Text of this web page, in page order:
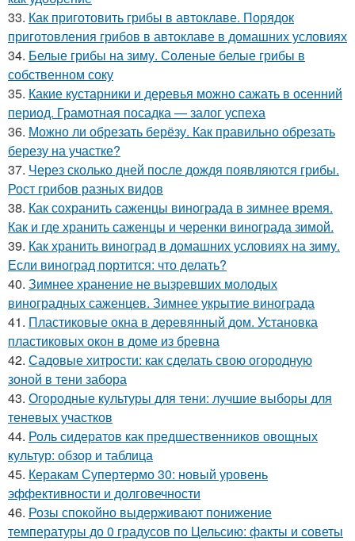
33. Как приготовить грибы в автоклаве. Порядок
приготовления грибов в автоклаве в домашних условиях
34. Белые грибы на зиму. Соленые белые грибы в
собственном соку
35. Какие кустарники и деревья можно сажать в осенний
период. Грамотная посадка — залог успеха
36. Можно ли обрезать берёзу. Как правильно обрезать
березу на участке?
37. Через сколько дней после дождя появляются грибы.
Рост грибов разных видов
38. Как сохранить саженцы винограда в зимнее время.
Как и где хранить саженцы и черенки винограда зимой.
39. Как хранить виноград в домашних условиях на зиму.
Если виноград портится: что делать?
40. Зимнее хранение не вызревших молодых
виноградных саженцев. Зимнее укрытие винограда
41. Пластиковые окна в деревянный дом. Установка
пластиковых окон в доме из бревна
42. Садовые хитрости: как сделать свою огородную
зоной в тени забора
43. Огородные культуры для тени: лучшие выборы для
теневых участков
44. Роль сидератов как предшественников овощных
культур: обзор и таблица
45. Керакам Супертермо 30: новый уровень
эффективности и долговечности
46. Розы спокойно выдерживают понижение
температуры до 0 градусов по Цельсию: факты и советы